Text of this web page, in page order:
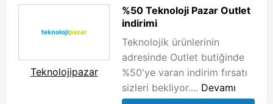
Teknolojipazar
%50 Teknoloji Pazar Outlet
indirimi
Teknolojik ürünlerinin
adresinde Outlet butiğinde
%50'ye varan indirim fırsatı
sizleri bekliyor.... Devamı